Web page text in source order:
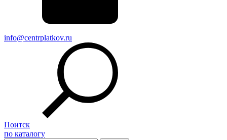
info@centrplatkov.ru
Поитск
по каталогу